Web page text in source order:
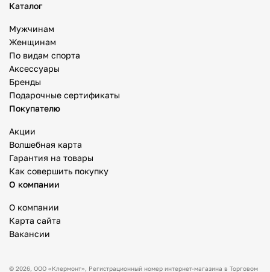
Каталог
Мужчинам
Женщинам
По видам спорта
Аксессуары
Бренды
Подарочные сертификаты
Покупателю
Акции
Волшебная карта
Гарантия на товары
Как совершить покупку
О компании
О компании
Карта сайта
Вакансии
© 2026, ООО «Клермонт» , Регистрационный номер интернет-магазина в Торговом